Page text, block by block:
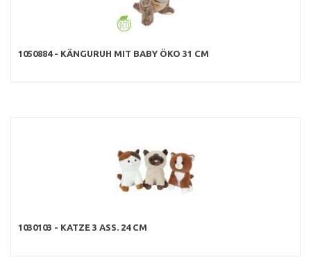
1050884 - KÄNGURUH MIT BABY ÖKO 31 CM
1030103 - KATZE 3 ASS. 24 CM